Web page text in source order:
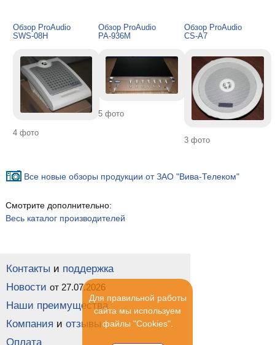
Обзор ProAudio
SWS-08H
4 фото
Обзор ProAudio
PA-936M
5 фото
Обзор ProAudio
CS-A7
3 фото
Все новые обзоры продукции от ЗАО "Вива-Телеком"
Смотрите дополнительно:
Весь каталог производителей
Контакты и поддержка
Новости от 27.07.2026
Наши преимущества
Компания и отзывы
Оплата
Для правильной работы
сайта мы используем
файлы "Cookies".